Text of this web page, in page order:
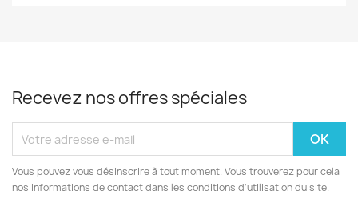
Recevez nos offres spéciales
Vous pouvez vous désinscrire à tout moment. Vous trouverez pour cela
nos informations de contact dans les conditions d'utilisation du site.